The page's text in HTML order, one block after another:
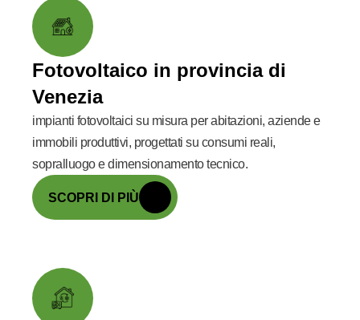
Fotovoltaico in provincia di
Venezia
impianti fotovoltaici su misura per abitazioni, aziende e
immobili produttivi, progettati su consumi reali,
sopralluogo e dimensionamento tecnico.
SCOPRI DI PIÙ